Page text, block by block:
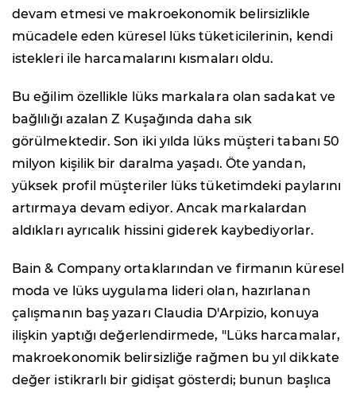
devam etmesi ve makroekonomik belirsizlikle
mücadele eden küresel lüks tüketicilerinin, kendi
istekleri ile harcamalarını kısmaları oldu.
Bu eğilim özellikle lüks markalara olan sadakat ve
bağlılığı azalan Z Kuşağında daha sık
görülmektedir. Son iki yılda lüks müşteri tabanı 50
milyon kişilik bir daralma yaşadı. Öte yandan,
yüksek profil müşteriler lüks tüketimdeki paylarını
artırmaya devam ediyor. Ancak markalardan
aldıkları ayrıcalık hissini giderek kaybediyorlar.
Bain & Company ortaklarından ve firmanın küresel
moda ve lüks uygulama lideri olan, hazırlanan
çalışmanın baş yazarı Claudia D'Arpizio, konuya
ilişkin yaptığı değerlendirmede, "Lüks harcamalar,
makroekonomik belirsizliğe rağmen bu yıl dikkate
değer istikrarlı bir gidişat gösterdi; bunun başlıca